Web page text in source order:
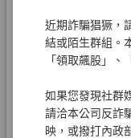
近期詐騙猖獗，
結或陌生群組。
「領取飆股」、
如果您發現社群
請洽本公司反詐
映，或撥打內政